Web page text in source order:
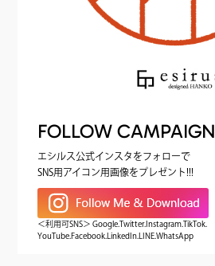
FOLLOW CAMPAIGN
エシルス公式インスタをフォローで
SNS用アイコン用画像をプレゼント!!!
＜利用可SNS＞ Google.Twitter.Instagram.TikTok.
YouTube.Facebook.LinkedIn.LINE.WhatsApp